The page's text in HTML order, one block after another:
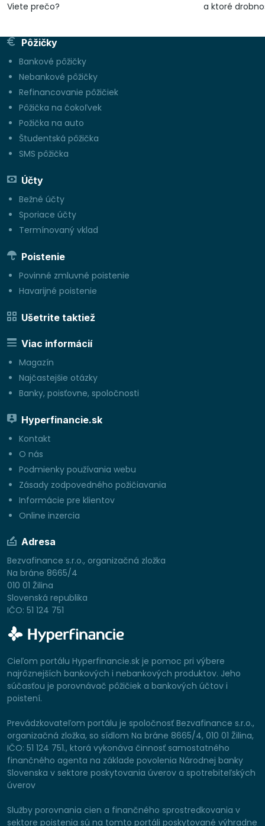
Viete prečo?
a ktoré
Pôžičky
Bankové pôžičky
Nebankové pôžičky
Refinancovanie pôžičiek
Pôžička na čokoľvek
Požička na auto
Študentská pôžička
SMS pôžička
Účty
Bežné účty
Sporiace účty
Termínovaný vklad
Poistenie
Povinné zmluvné poistenie
Havarijné poistenie
Ušetrite taktiež
Viac informácií
Magazín
Najčastejšie otázky
Banky, poisťovne, spoločnosti
Hyperfinancie.sk
Kontakt
O nás
Podmienky používania webu
Zásady zodpovedného požičiavania
Informácie pre klientov
Online inzercia
Adresa
Bezvafinance s.r.o., organizačná zložka
Na bráne 8665/4
010 01 Žilina
Slovenská republika
IČO: 51 124 751
Cieľom portálu Hyperfinancie.sk je pomoc pri výbere
najrôznejších bankových i nebankových produktov. Jeho
súčasťou je porovnávač pôžičiek a bankových účtov i
poistení.
Prevádzkovateľom portálu je spoločnosť Bezvafinance s.r.o.,
organizačná zložka, so sídlom Na bráne 8665/4, 010 01 Žilina,
IČO: 51 124 751., ktorá vykonáva činnosť samostatného
finančného agenta na základe povolenia Národnej banky
Slovenska v sektore poskytovania úverov a spotrebiteľských
úverov
Služby porovnania cien a finančného sprostredkovania v
sektore poistenia sú na tomto portáli poskytované výhradne